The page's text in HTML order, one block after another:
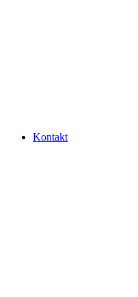
Kontakt